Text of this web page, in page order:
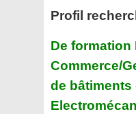
Profil
De formation
Commerce/
de bâtiments